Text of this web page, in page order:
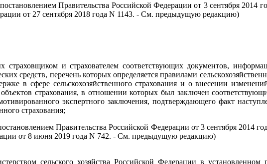
Правительства Российской Федерации от 3 сентября 2014
от 27 сентября 2018 года N 1143. - См. предыдущую редакцию)
страховщиком и страхователем соответствующих документов,
средств, перечень которых определяется правилами
в сфере сельскохозяйственного страхования и о внесении
страхования, в отношении которых был заключен
экспертного заключения, подтверждающего факт
страхования;
Правительства Российской Федерации от 3 сентября 2014
от 8 июня 2019 года N 742. - См. предыдущую редакцию)
сельского хозяйства Российской Федерации в